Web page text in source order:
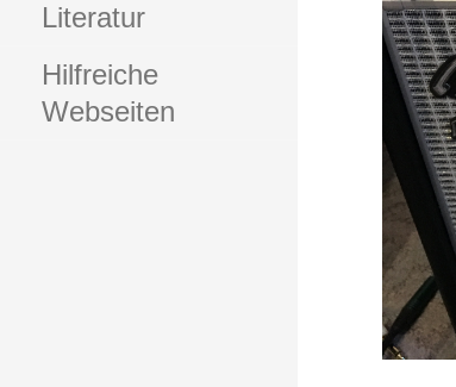
Literatur
Hilfreiche
Webseiten